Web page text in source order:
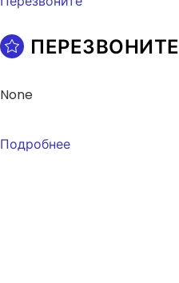
ПЕРЕЗВОНИТЕ
None
Подробнее